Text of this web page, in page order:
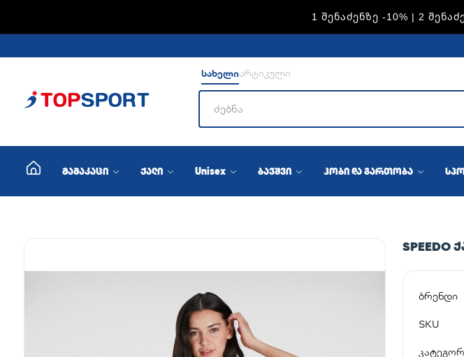
ADIDAS — 1 ᲨᲔᲜᲐᲫᲔᲜᲖᲔ -15% | 2
სახელიარტიკული
მამაკაცი ქალი Unisex ბავშვი ჰობი და გართობა
SPEEDO
ბრენდი
SKU